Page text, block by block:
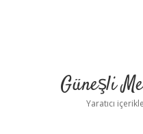
Güneşli
Yaratıcı